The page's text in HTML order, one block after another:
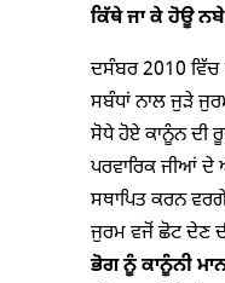
ਕਿੱਥੇ ਜਾ ਕੇ ਹੋਊ
ਦਸੰਬਰ 2010
ਸਬੰਧਾਂ ਨਾਲ ਜੁੜੇ
ਸੋਧੇ ਹੋਏ ਕਾਨੂੰਨ ਦੀ
ਪਰਵਾਰਿਕ ਜੀਆਂ
ਸਥਾਪਿਤ ਕਰਨ
ਜੁਰਮ ਵਜੋਂ ਛੋਟ ਦੇਣ
ਭੋਗ ਨੂੰ ਕਾਨੂੰਨੀ